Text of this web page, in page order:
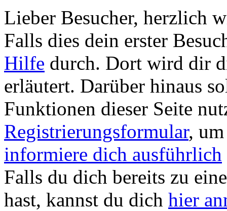
Lieber Besucher, herzlich
Falls dies dein erster
Hilfe durch. Dort wird dir
erläutert. Darüber hinaus
Funktionen dieser Seite
Registrierungsformular,
informiere dich ausführlich
Falls du dich bereits zu
hast, kannst du dich hier